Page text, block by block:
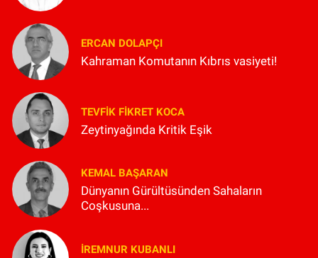
ERCAN DOLAPÇI
Kahraman Komutanın Kıbrıs vasiyeti!
TEVFIK FIKRET KOCA
Zeytinyağında Kritik Eşik
KEMAL BAŞARAN
Dünyanın Gürültüsünden Sahaların
Coşkusuna...
İREMNUR KUBANLI